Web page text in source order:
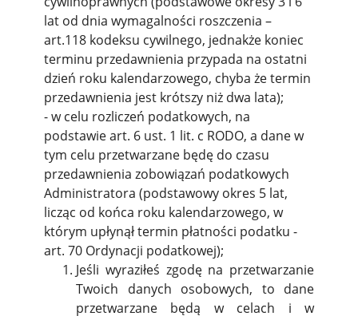
lat od dnia wymagalności roszczenia –
art.118 kodeksu cywilnego, jednakże koniec
terminu przedawnienia przypada na ostatni
dzień roku kalendarzowego, chyba że termin
przedawnienia jest krótszy niż dwa lata);
- w celu rozliczeń podatkowych, na
podstawie art. 6 ust. 1 lit. c RODO, a dane w
tym celu przetwarzane będę do czasu
przedawnienia zobowiązań podatkowych
Administratora (podstawowy okres 5 lat,
licząc od końca roku kalendarzowego, w
którym upłynął termin płatności podatku -
art. 70 Ordynacji podatkowej);
Jeśli wyraziłeś zgodę na przetwarzanie
Twoich danych osobowych, to dane
przetwarzane będą w celach i w